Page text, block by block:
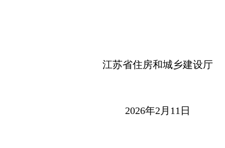
江苏省住房和城乡建设厅
2026年2月11日